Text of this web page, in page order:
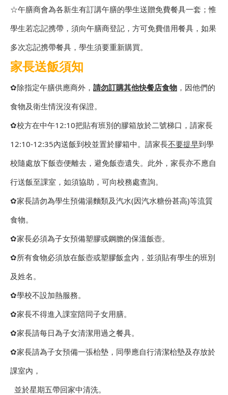
☆午膳商會為各新生有訂講午膳的學生送贈免費餐具一套；惟
學生若忘記携帶，須向午膳商登記，方可免費借用餐具，如果
多次忘記携帶餐具，學生須要重新購買。
家長送飯須知
✿除指定午膳供應商外， 請勿訂購其他快餐店食物 ，因他們的
食物及衛生情況沒有保證。
✿校方在中午12:10把貼有班別的膠箱放於二號梯口，請家長
12:10-12:35內送飯到校並置於膠箱中。請家長不要提早到學
校隨處放下飯壺便離去，避免飯壺遺失。此外，家長亦不應自
行送飯至課室，如須協助，可向校務處查詢。
✿家長請勿為學生預備湯麵類及汽水(因汽水糖份甚高)等流質
食物。
✿家長必須為子女預備塑膠或鋼膽的保溫飯壺。
✿所有食物必須放在飯壺或塑膠飯盒內，並須貼有學生的班別
及姓名。
✿學校不設加熱服務。
✿家長不得進入課室陪同子女用膳。
✿家長請每日為子女清潔用過之餐具。
✿家長請為子女預備一張枱墊，同學應自行清潔枱墊及存放於
課室內，
並於星期五帶回家中清洗。